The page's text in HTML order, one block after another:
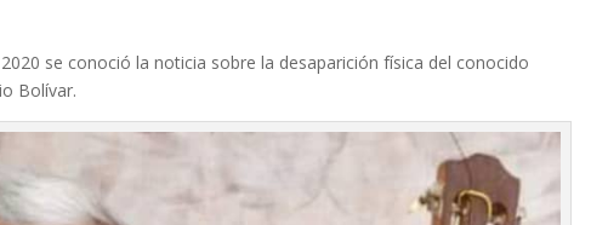
se conoció la noticia sobre la desaparición física del conocido
Bolívar.